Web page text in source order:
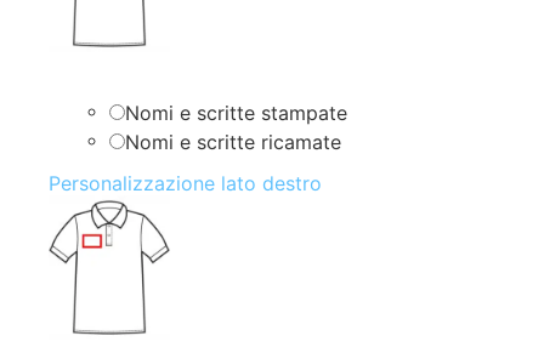
Nomi e scritte stampate
Nomi e scritte ricamate
Personalizzazione lato destro